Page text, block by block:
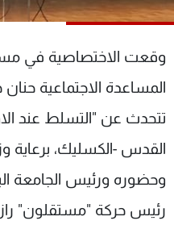
وقعت الاختصاصية في
تتحدث عن "التسلط عند
القدس -الكسليك، برعاية
وحضوره ورئيس الجامعة
رئيس حركة "مستقلون"
شاهد البرامج
عن MTV
لاعلاناتكم